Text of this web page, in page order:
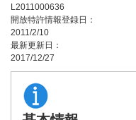
L2011000636
開放特許情報登録日：
2011/2/10
最新更新日：
2017/12/27